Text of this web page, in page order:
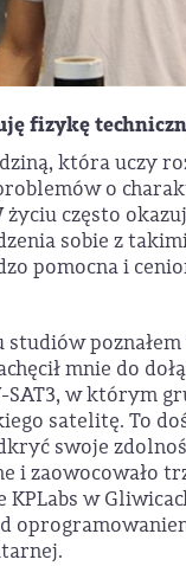
fizykę
która uczy
o
często
sobie z
pomocna i
mnie do
SAT3, w którym
satelitę. To
swoje
i zaowocowało
w